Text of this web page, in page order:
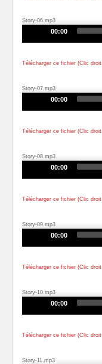
Story-06.mp3
00:00
Télécharger ce fichier (Clic
Story-07.mp3
00:00
Télécharger ce fichier (Clic
Story-08.mp3
00:00
Télécharger ce fichier (Clic
Story-09.mp3
00:00
Télécharger ce fichier (Clic
Story-10.mp3
00:00
Télécharger ce fichier (Clic
Story-11.mp3